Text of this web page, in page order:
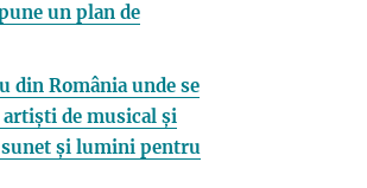
un plan de
din România unde se
de musical și
și lumini pentru